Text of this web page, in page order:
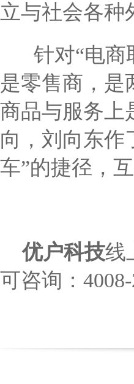
立与社会各种
针对“电商
是零售商，是
商品与服务上
向，刘向东作
车”的捷径，
优户科技线
可咨询：